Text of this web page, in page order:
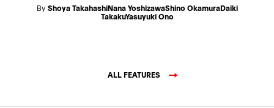
By Shoya TakahashiNana YoshizawaShino OkamuraDaiki
TakakuYasuyuki Ono
ALL FEATURES